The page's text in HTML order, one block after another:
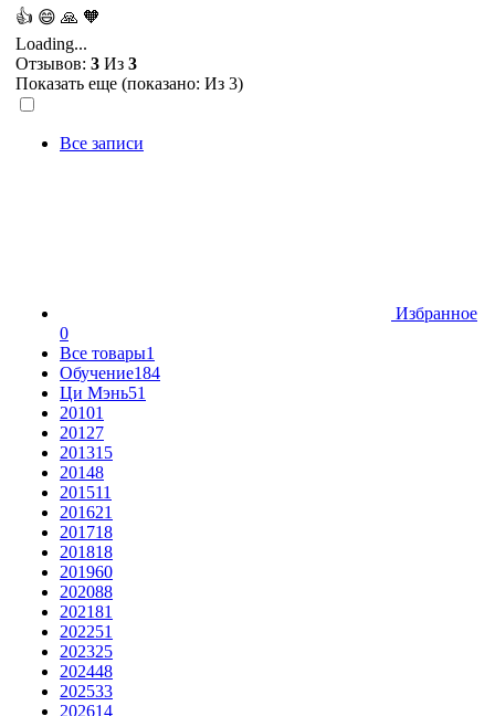
👍 😄 🙏 🧡
Loading...
Отзывов: 3 Из 3
Показать еще (показано: Из 3)
Все записи
Избранное
0
Все товары1
Обучение184
Ци Мэнь51
20101
20127
201315
20148
201511
201621
201718
201818
201960
202088
202181
202251
202325
202448
202533
202614